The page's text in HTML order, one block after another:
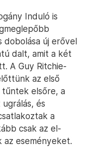
Induló is
dobolása új erővel
dalt, amit a két
A Guy Ritchie-
az első
elsőre, a
és
a
csak az el-
eseményeket.